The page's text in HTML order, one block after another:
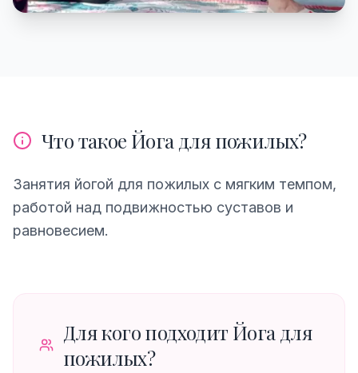
Что такое Йога для пожилых?
Занятия йогой для пожилых с мягким темпом,
работой над подвижностью суставов и
равновесием.
Для кого подходит Йога для
пожилых?